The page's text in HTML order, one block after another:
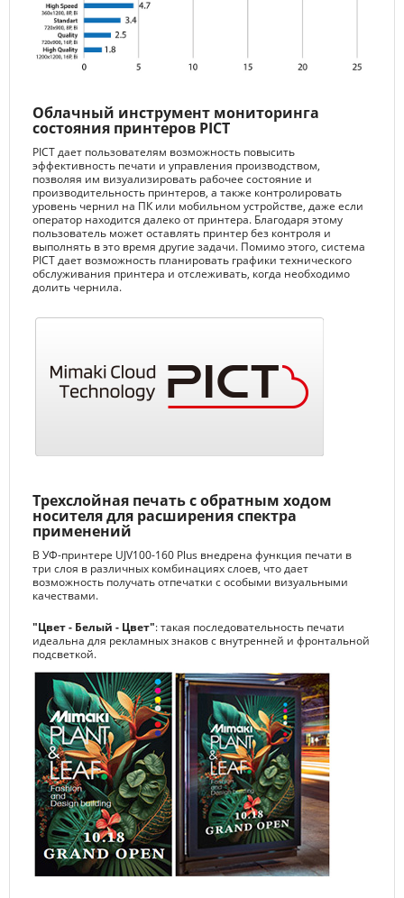
Облачный инструмент мониторинга
состояния принтеров PICT
PICT дает пользователям возможность повысить
эффективность печати и управления производством,
позволяя им визуализировать рабочее состояние и
производительность принтеров, а также контролировать
уровень чернил на ПК или мобильном устройстве, даже если
оператор находится далеко от принтера. Благодаря этому
пользователь может оставлять принтер без контроля и
выполнять в это время другие задачи. Помимо этого, система
PICT дает возможность планировать графики технического
обслуживания принтера и отслеживать, когда необходимо
долить чернила.
Трехслойная печать с обратным ходом
носителя для расширения спектра
применений
В УФ-принтере UJV100-160 Plus внедрена функция печати в
три слоя в различных комбинациях слоев, что дает
возможность получать отпечатки с особыми визуальными
качествами.
"Цвет - Белый - Цвет": такая последовательность печати
идеальна для рекламных знаков с внутренней и фронтальной
подсветкой.